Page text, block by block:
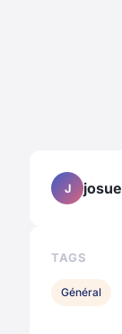
J josue
TAGS
Général